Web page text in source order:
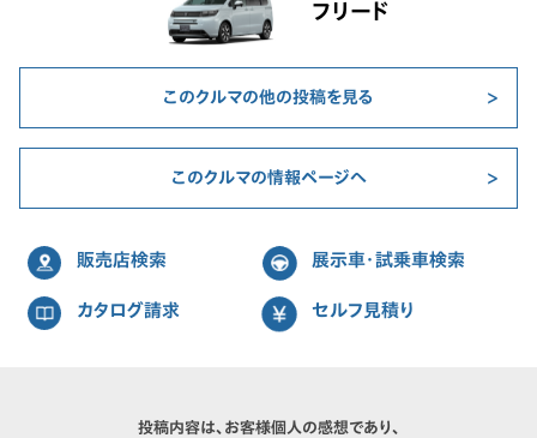
フリード
このクルマの他の投稿を見る
このクルマの情報ページへ
販売店検索 展示車・試乗車検索
カタログ請求 セルフ見積り
投稿内容は、お客様個人の感想であり、